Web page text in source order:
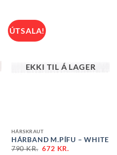
ÚTSALA!
EKKI TIL Á LAGER
HÁRSKRAUT
HÁRBAND M.PÍFU – WHITE
790KR. 672 KR.